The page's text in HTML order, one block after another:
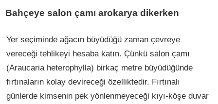
Bahçeye salon çamı arokarya dikerken
Yer seçiminde ağacın büyüdüğü zaman çevreye
vereceği tehlikeyi hesaba katın. Çünkü salon çamı
(Araucaria heterophylla) birkaç metre büyüdüğünde
fırtınaların kolay devireceği özelliktedir. Fırtınalı
günlerde kimsenin pek yönlenmeyeceği kıyı-köşe duvar